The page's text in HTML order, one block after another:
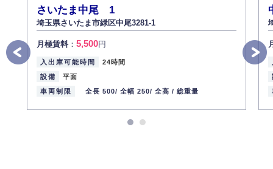
さいたま中尾 1
埼玉県さいたま市緑区中尾3281-1
月極賃料： 5,500円
入出庫可能時間
24時間
設備
平面
車両制限
全長 500/ 全幅 250/ 全高 / 総重量